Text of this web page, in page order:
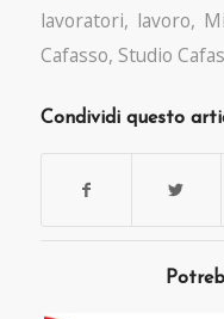
lavoratori, lavoro,
Cafasso, Studio
Condividi questo